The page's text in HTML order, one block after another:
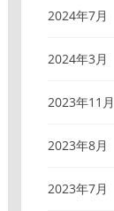
2024年7月
2024年3月
2023年11月
2023年8月
2023年7月